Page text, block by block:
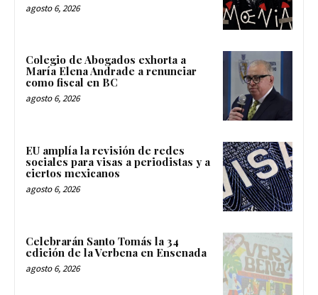
agosto 6, 2026
Colegio de Abogados exhorta a
María Elena Andrade a renunciar
como fiscal en BC
agosto 6, 2026
EU amplía la revisión de redes
sociales para visas a periodistas y a
ciertos mexicanos
agosto 6, 2026
Celebrarán Santo Tomás la 34
edición de la Verbena en Ensenada
agosto 6, 2026